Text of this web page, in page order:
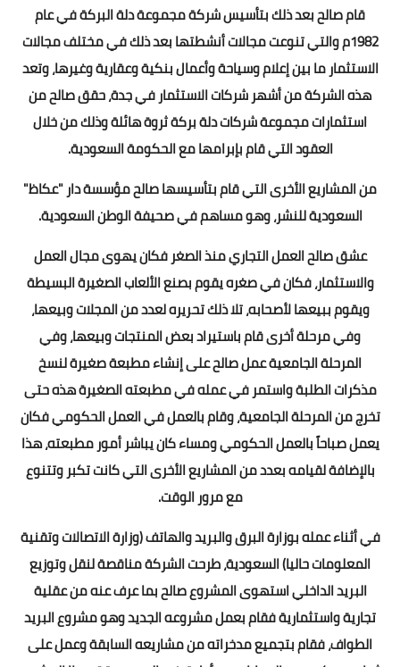
قام صالح بعد ذلك بتأسيس شركة مجموعة دلة البركة في عام
1982م والتي تنوعت مجالات أنشطتها بعد ذلك في مختلف مجالات
الاستثمار ما بين إعلام وسياحة وأعمال بنكية وعقارية وغيرها، وتعد
هذه الشركة من أشهر شركات الاستثمار في جدة، حقق صالح من
استثمارات مجموعة شركات دلة بركة ثروة هائلة وذلك من خلال
العقود التي قام بإبرامها مع الحكومة السعودية.
من المشاريع الأخرى التي قام بتأسيسها صالح مؤسسة دار "عكاظ"
السعودية للنشر، وهو مساهم في صحيفة الوطن السعودية.
عشق صالح العمل التجاري منذ الصغر فكان يهوى مجال العمل
والاستثمار، فكان في صغره يقوم بصنع الألعاب الصغيرة البسيطة
ويقوم ببيعها لأصحابه، تلا ذلك تحريره لعدد من المجلات وبيعها،
وفي مرحلة أخرى قام باستيراد بعض المنتجات وبيعها، وفي
المرحلة الجامعية عمل صالح على إنشاء مطبعة صغيرة لنسخ
مذكرات الطلبة واستمر في عمله في مطبعته الصغيرة هذه حتى
تخرج من المرحلة الجامعية، وقام بالعمل في العمل الحكومي فكان
يعمل صباحاً بالعمل الحكومي ومساء كان يباشر أمور مطبعته، هذا
بالإضافة لقيامه بعدد من المشاريع الأخرى التي كانت تكبر وتتنوع
مع مرور الوقت.
في أثناء عمله بوزارة البرق والبريد والهاتف (وزارة الاتصالات وتقنية
المعلومات حاليا) السعودية، طرحت الشركة مناقصة لنقل وتوزيع
البريد الداخلي استهوى المشروع صالح بما عرف عنه من عقلية
تجارية واستثمارية فقام بعمل مشروعه الجديد وهو مشروع البريد
الطواف، فقام بتجميع مدخراته من مشاريعه السابقة وعمل على